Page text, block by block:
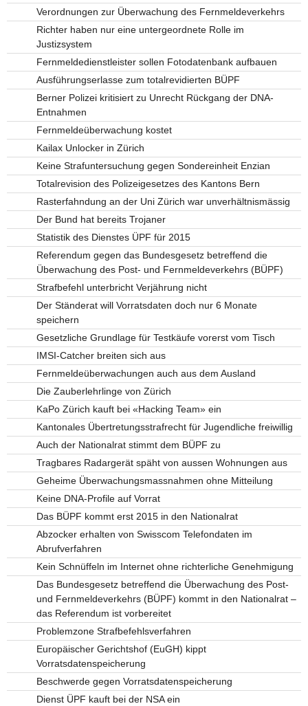
Verordnungen zur Überwachung des Fernmeldeverkehrs
Richter haben nur eine untergeordnete Rolle im
Justizsystem
Fernmeldedienstleister sollen Fotodatenbank aufbauen
Ausführungserlasse zum totalrevidierten BÜPF
Berner Polizei kritisiert zu Unrecht Rückgang der DNA-
Entnahmen
Fernmeldeüberwachung kostet
Kailax Unlocker in Zürich
Keine Strafuntersuchung gegen Sondereinheit Enzian
Totalrevision des Polizeigesetzes des Kantons Bern
Rasterfahndung an der Uni Zürich war unverhältnismässig
Der Bund hat bereits Trojaner
Statistik des Dienstes ÜPF für 2015
Referendum gegen das Bundesgesetz betreffend die
Überwachung des Post- und Fernmeldeverkehrs (BÜPF)
Strafbefehl unterbricht Verjährung nicht
Der Ständerat will Vorratsdaten doch nur 6 Monate
speichern
Gesetzliche Grundlage für Testkäufe vorerst vom Tisch
IMSI-Catcher breiten sich aus
Fernmeldeüberwachungen auch aus dem Ausland
Die Zauberlehrlinge von Zürich
KaPo Zürich kauft bei «Hacking Team» ein
Kantonales Übertretungsstrafrecht für Jugendliche freiwillig
Auch der Nationalrat stimmt dem BÜPF zu
Tragbares Radargerät späht von aussen Wohnungen aus
Geheime Überwachungsmassnahmen ohne Mitteilung
Keine DNA-Profile auf Vorrat
Das BÜPF kommt erst 2015 in den Nationalrat
Abzocker erhalten von Swisscom Telefondaten im
Abrufverfahren
Kein Schnüffeln im Internet ohne richterliche Genehmigung
Das Bundesgesetz betreffend die Überwachung des Post-
und Fernmeldeverkehrs (BÜPF) kommt in den Nationalrat –
das Referendum ist vorbereitet
Problemzone Strafbefehlsverfahren
Europäischer Gerichtshof (EuGH) kippt
Vorratsdatenspeicherung
Beschwerde gegen Vorratsdatenspeicherung
Dienst ÜPF kauft bei der NSA ein